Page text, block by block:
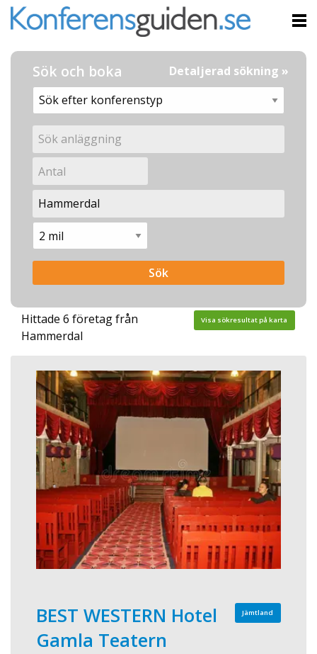
Sök och boka Detaljerad sökning »
Hittade 6 företag från
Hammerdal
Visa sökresultat på karta
Jämtland
BEST WESTERN Hotel
Gamla Teatern